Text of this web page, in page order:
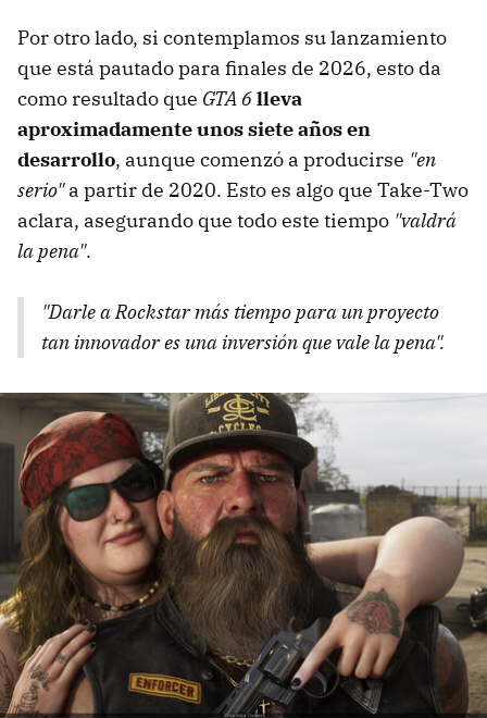
Por otro lado, si contemplamos su lanzamiento
que está pautado para finales de 2026, esto da
como resultado que GTA 6lleva
aproximadamente unos siete años en
desarrollo, aunque comenzó a producirse "en
serio"a partir de 2020. Esto es algo que Take-Two
aclara, asegurando que todo este tiempo "valdrá
la pena".
"Darle a Rockstar más tiempo para un proyecto
tan innovador es una inversión que vale la pena".